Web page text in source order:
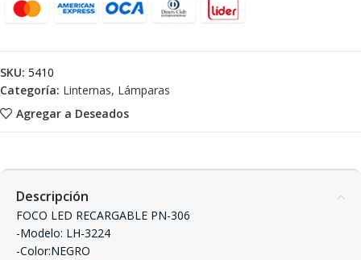
Agregar a Deseados
SKU: 5410
Categoría: Linternas, Lámparas
Descripción
FOCO LED RECARGABLE PN-306
-Modelo: LH-3224
-Color:NEGRO